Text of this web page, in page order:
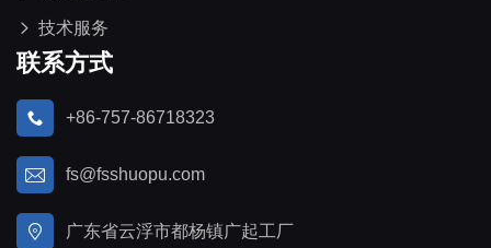
技术服务
联系方式
+86-757-86718323
fs@fsshuopu.com
广东省云浮市都杨镇广起工厂